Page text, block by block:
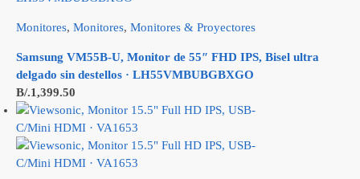
Monitores, Monitores, Monitores & Proyectores
Samsung VM55B-U, Monitor de 55″ FHD IPS, Bisel ultra
delgado sin destellos · LH55VMBUBGBXGO
B/.1,399.50